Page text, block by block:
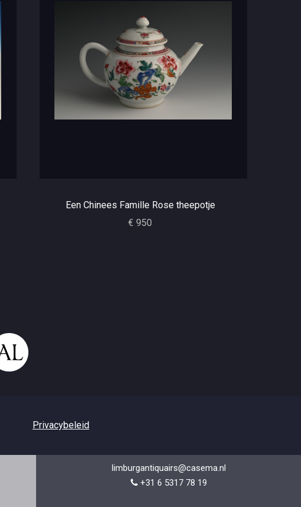
Een Chinees Famille Rose theepotje
€ 950
Privacybeleid
limburgantiquairs@casema.nl
+31 6 5317 78 19